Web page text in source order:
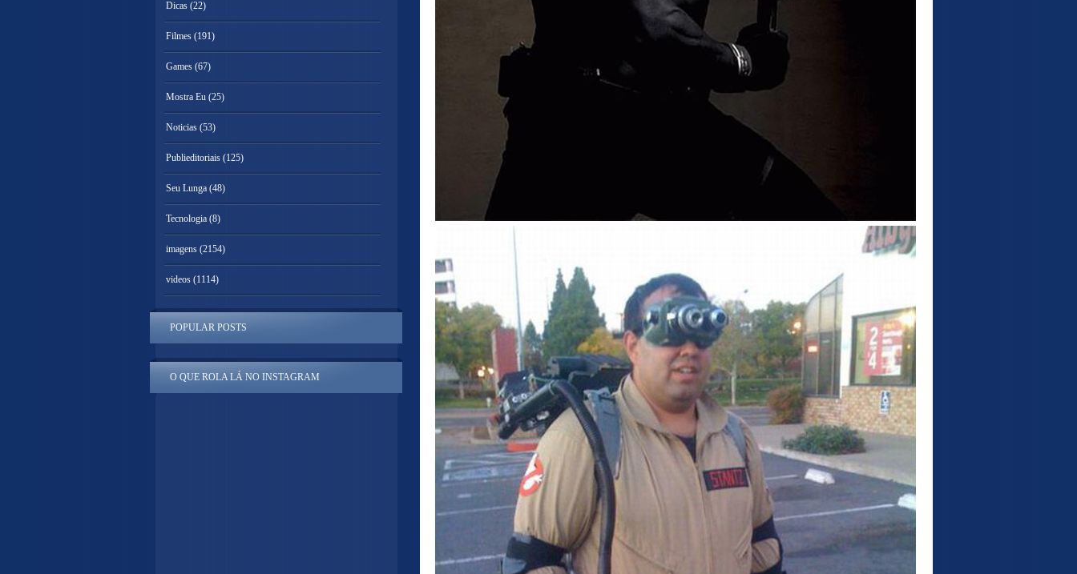
Dicas (22)
Filmes (191)
Games (67)
Mostra Eu (25)
Noticias (53)
Publieditoriais (125)
Seu Lunga (48)
Tecnologia (8)
imagens (2154)
videos (1114)
POPULAR POSTS
O QUE ROLA LÁ NO INSTAGRAM